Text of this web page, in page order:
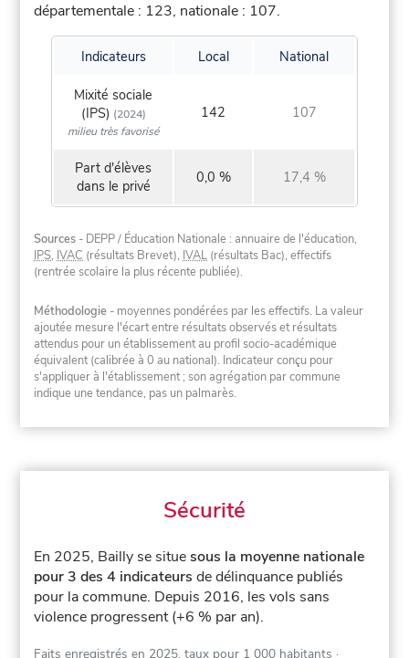
départementale : 123, nationale : 107.
Indicateurs Local National
Mixité sociale
(IPS) (2024)
milieu très favorisé
142 107
Part d'élèves
dans le privé
0,0 % 17,4 %
Sources - DEPP / Éducation Nationale : annuaire de l'éducation,
IPS, IVAC (résultats Brevet), IVAL (résultats Bac), effectifs
(rentrée scolaire la plus récente publiée).
Méthodologie - moyennes pondérées par les effectifs. La valeur
ajoutée mesure l'écart entre résultats observés et résultats
attendus pour un établissement au profil socio-académique
équivalent (calibrée à 0 au national). Indicateur conçu pour
s'appliquer à l'établissement ; son agrégation par commune
indique une tendance, pas un palmarès.
Sécurité
En 2025, Bailly se situesous la moyenne nationale
pour 3 des 4 indicateurs de délinquance publiés
pour la commune. Depuis 2016, les vols sans
violence progressent (+6 % par an).
Faits enregistrés en 2025, taux pour 1 000 habitants ·